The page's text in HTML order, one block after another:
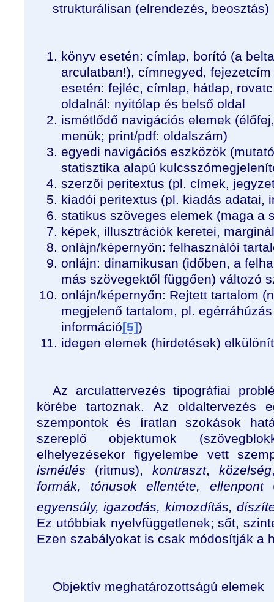
strukturálisan (elrendezés, beosztás)
könyv esetén: címlap, borító (a
arculatban!), címnegyed,
esetén: fejléc, címlap, hátlap,
oldalnál: nyitólap és belső oldal
ismétlődő navigációs elemek
menük; print/pdf: oldalszám)
egyedi navigációs eszközök
statisztika alapú
szerzői peritextus (pl. címek,
kiadói peritextus (pl. kiadás adatai,
statikus szöveges elemek (maga a
képek, illusztrációk keretei,
onlájn/képernyőn: felhasználói
onlájn: dinamikusan (időben, a
más szövegektől függően) változó
onlájn/képernyőn: Rejtett tartalom
megjelenő tartalom, pl.
információ[5])
idegen elemek (hirdetések)
Az arculattervezés tipográfiai
körébe tartoznak. Az oldaltervezés
szempontok és íratlan szokások
szereplő objektumok
elhelyezésekor figyelembe vett
ismétlés (ritmus), kontraszt, közelség
formák, tónusok ellentéte, ellenpont
egyensúly, igazodás, kimozdítás,
Ez utóbbiak nyelvfüggetlenek; sőt,
Ezen szabályokat is csak módosítják a
Objektív meghatározottságú elemek